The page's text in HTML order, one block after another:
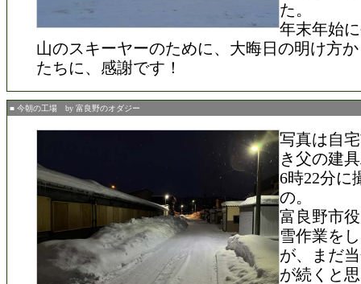
た。
年末年始
山のスキーヤーのために、大晦日の明け方
たちに、感謝です！
■ 今朝の工場 by 富良野のオダジー
写真は自
き父の建
6時22分に
の。
富良野市
雪作業を
が、まだ
が続くと